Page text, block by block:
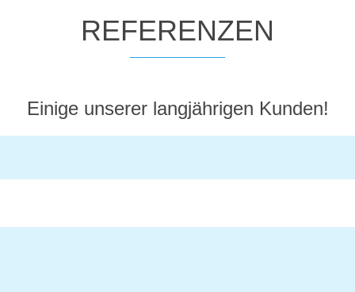
REFERENZEN
Einige unserer langjährigen Kunden!